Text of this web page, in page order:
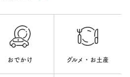
おでかけ グルメ・お土産